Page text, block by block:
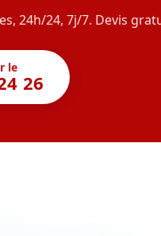
24h/24, 7j/7. Devis
le
26